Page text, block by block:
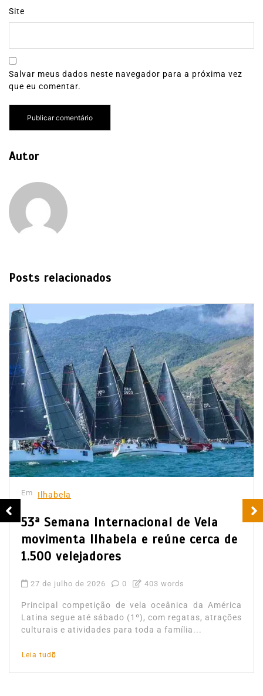
Site
Salvar meus dados neste navegador para a próxima vez
que eu comentar.
Autor
Posts relacionados
Em Ilhabela
53ª Semana Internacional de Vela
movimenta Ilhabela e reúne cerca de
1.500 velejadores
27 de julho de 2026 0 403 words
Principal competição de vela oceânica da América
Latina segue até sábado (1º), com regatas, atrações
culturais e atividades para toda a família...
Leia tudo